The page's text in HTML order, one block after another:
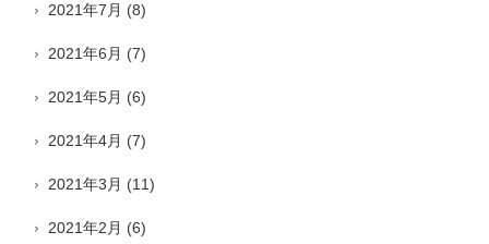
2021年7月 (8)
2021年6月 (7)
2021年5月 (6)
2021年4月 (7)
2021年3月 (11)
2021年2月 (6)